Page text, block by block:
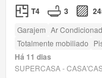
T4 3
Garajem Ar
Totalmente mobiliado
Há 11 dias
SUPERCASA -